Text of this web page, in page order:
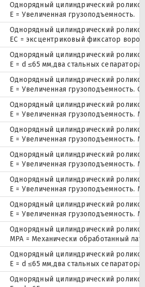
Однорядный цилиндрический
Е = Увеличенная грузоподъемность.
Однорядный цилиндрический
ЕС = эксцентриковый фиксатор
Однорядный цилиндрический
E = d ≤65 мм,два стальных
Однорядный цилиндрический
E = Увеличенная грузоподъемность.
Однорядный цилиндрический
E = Увеличенная грузоподъемность.
Однорядный цилиндрический
E = Увеличенная грузоподъемность.
Однорядный цилиндрический
E = Увеличенная грузоподъемность.
Однорядный цилиндрический
E = Увеличенная грузоподъемность.
Однорядный цилиндрический
E = Увеличенная грузоподъемность.
Однорядный цилиндрический
MPA = Механически обработанный
Однорядный цилиндрический
E = d ≤65 мм,два стальных
Однорядный цилиндрический